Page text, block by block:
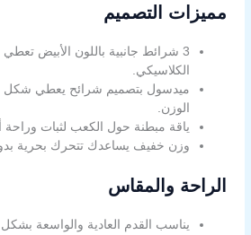
مميزات التصميم
3 شرائط جانبية باللون الأبيض
الكلاسيكي.
ميدسول بتصميم شرائح يعطي شكل
الوزن.
ياقة مبطنة حول الكعب لثبات وراحة
وزن خفيف يساعدك تتحرك بحرية
الراحة والمقاس
يناسب القدم العادية والواسعة بشكل